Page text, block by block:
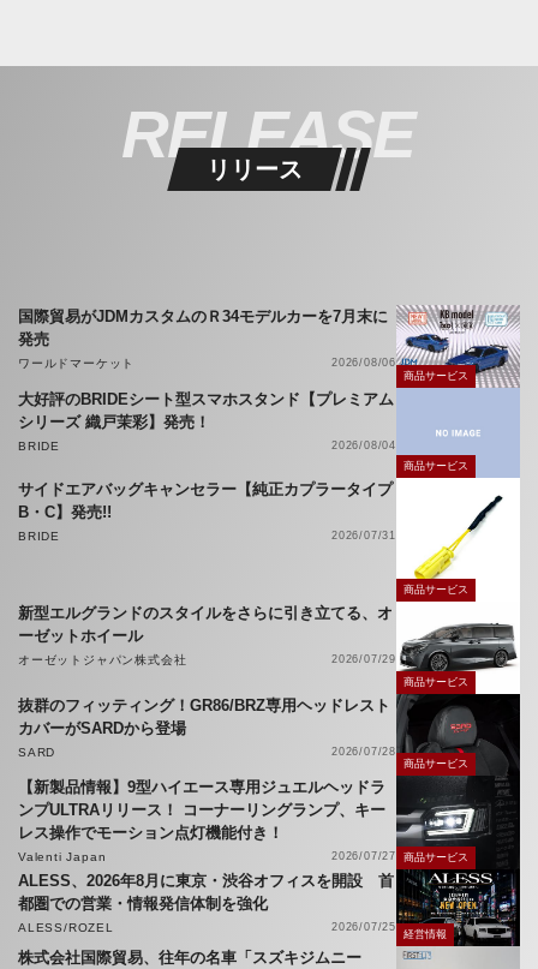
RELEASE
リリース
国際貿易がJDMカスタムのＲ34モデルカーを7月末に
発売
ワールドマーケット
2026/08/06
商品サービス
大好評のBRIDEシート型スマホスタンド【プレミアム
シリーズ 織戸茉彩】発売！
BRIDE
2026/08/04
商品サービス
サイドエアバッグキャンセラー【純正カプラータイプ
B・C】発売!!
BRIDE 2026/07/31
商品サービス
新型エルグランドのスタイルをさらに引き立てる、オ
ーゼットホイール
オーゼットジャパン株式会社
2026/07/29
商品サービス
抜群のフィッティング！GR86/BRZ専用ヘッドレスト
カバーがSARDから登場
SARD
2026/07/28
商品サービス
【新製品情報】9型ハイエース専用ジュエルヘッドラ
ンプULTRAリリース！ コーナーリングランプ、キー
レス操作でモーション点灯機能付き！
Valenti Japan 2026/07/27 商品サービス
ALESS、2026年8月に東京・渋谷オフィスを開設 首
都圏での営業・情報発信体制を強化
ALESS/ROZEL 2026/07/25
経営情報
株式会社国際貿易、往年の名車「スズキジムニー